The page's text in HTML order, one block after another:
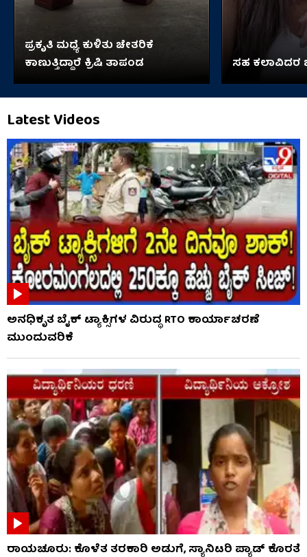
ಪ್ರಕೃತಿ ಮಧ್ಯೆ ಕುಳಿತು ಚೇತರಿಕೆ
ಕಾಣುತ್ತಿದ್ದಾರೆ ಕ್ರಿಷಿ ತಾಪಂಡ
ಸಹ ಕಲಾವಿದರ
Latest Videos
ಅನಧಿಕೃತ ಬೈಕ್ ಟ್ಯಾಕ್ಸಿಗಳ ವಿರುದ್ಧ RTO ಕಾರ್ಯಾಚರಣೆ
ಮುಂದುವರಿಕೆ
ರಾಯಚೂರು: ಕೊಳೆತ ತರಕಾರಿ ಅಡುಗೆ, ಸ್ಯಾನಿಟರಿ ಪ್ಯಾಡ್ ಕೊರತೆ